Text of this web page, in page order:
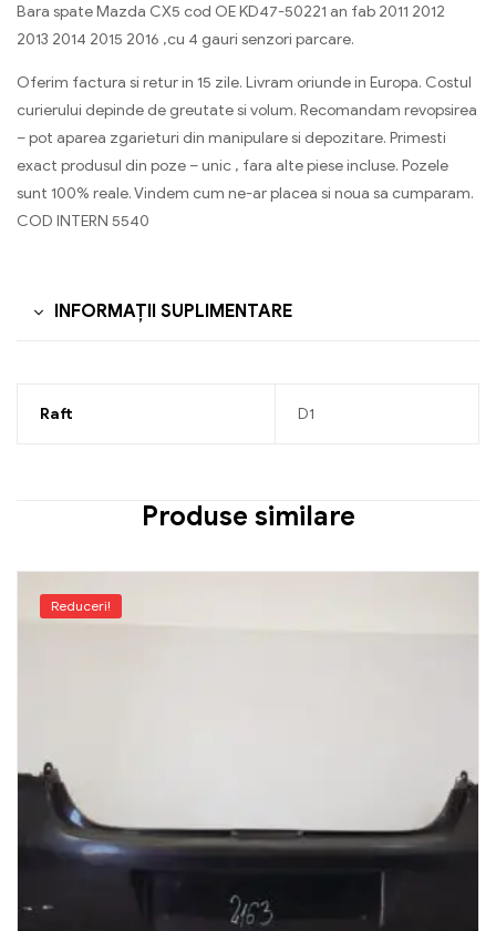
Bara spate Mazda CX5 cod OE KD47-50221 an fab 2011 2012
2013 2014 2015 2016 ,cu 4 gauri senzori parcare.
Oferim factura si retur in 15 zile. Livram oriunde in Europa. Costul
curierului depinde de greutate si volum. Recomandam revopsirea
– pot aparea zgarieturi din manipulare si depozitare. Primesti
exact produsul din poze – unic , fara alte piese incluse. Pozele
sunt 100% reale. Vindem cum ne-ar placea si noua sa cumparam.
COD INTERN 5540
INFORMAȚII SUPLIMENTARE
Raft D1
Produse similare
Reduceri!